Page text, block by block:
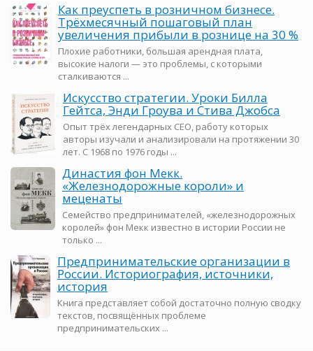
Как преуспеть в розничном бизнесе.
Трёхмесячный пошаговый план
увеличения прибыли в рознице на 30 %
Плохие работники, большая арендная плата,
высокие налоги — это проблемы, с которыми
сталкиваются ...
Искусство стратегии. Уроки Билла
Гейтса, Энди Гроува и Стива Джобса
Опыт трёх легендарных CEO, работу которых
авторы изучали и анализировали на протяжении 30
лет. С 1968 по 1976 годы ...
Династия фон Мекк.
«Железнодорожные короли» и
меценаты
Семейство предпринимателей, «железнодорожных
королей» фон Мекк известно в истории России не
только ...
Предпринимательские организации в
России. Историография, источники,
история
Книга представляет собой достаточно полную сводку
текстов, посвящённых проблеме
предпринимательских ...